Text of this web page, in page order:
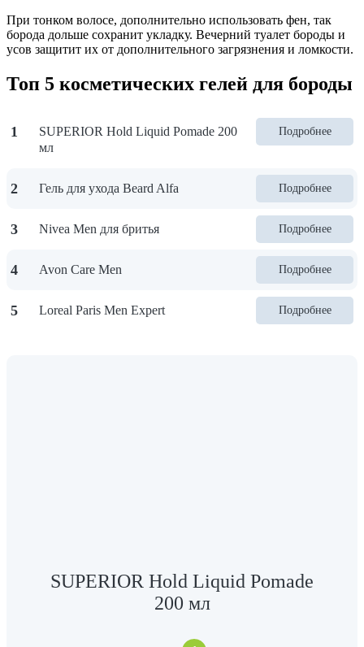
При тонком волосе, дополнительно использовать фен, так
борода дольше сохранит укладку. Вечерний туалет бороды и
усов защитит их от дополнительного загрязнения и ломкости.
Топ 5 косметических гелей для бороды
1
SUPERIOR Hold Liquid Pomade 200
мл
Подробнее
2 Гель для ухода Beard Alfa Подробнее
3 Nivea Men для бритья Подробнее
4 Avon Care Men Подробнее
5 Loreal Paris Men Expert Подробнее
SUPERIOR Hold Liquid Pomade
200 мл